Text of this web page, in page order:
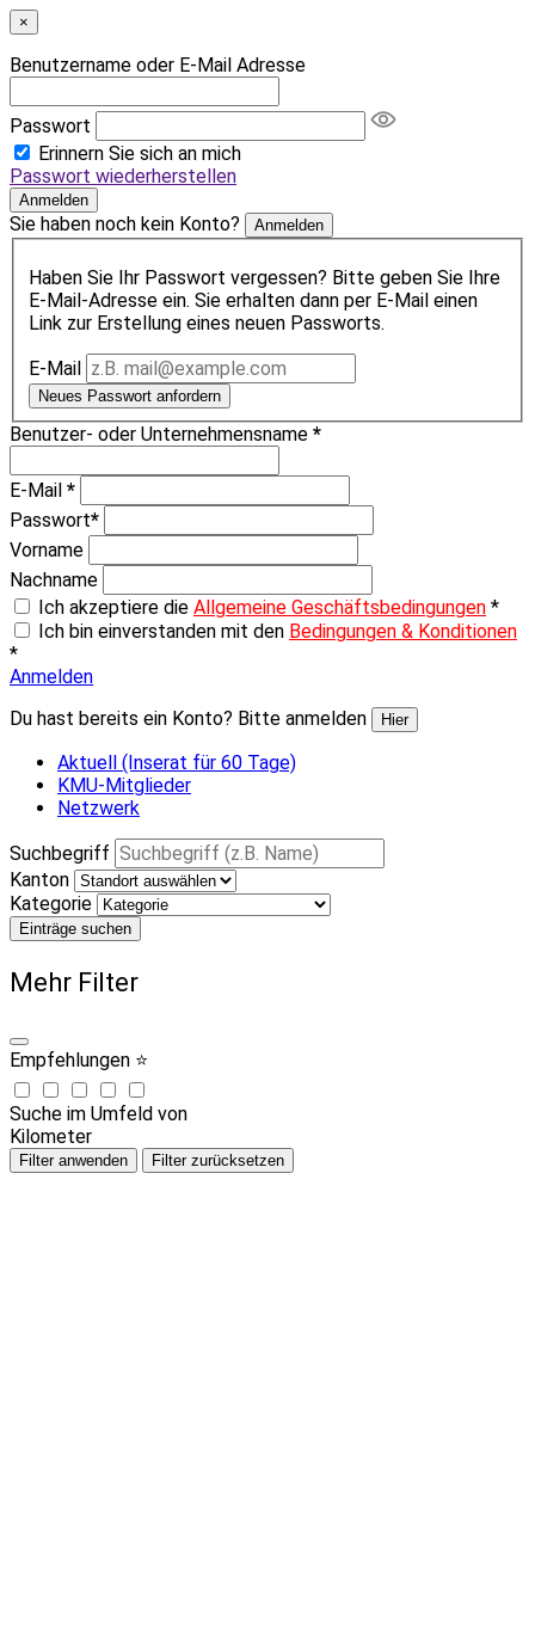
×
Benutzername oder E-Mail Adresse
Passwort
Erinnern Sie sich an mich
Passwort wiederherstellen
Anmelden
Sie haben noch kein Konto? Anmelden
Haben Sie Ihr Passwort vergessen? Bitte geben Sie Ihre
E-Mail-Adresse ein. Sie erhalten dann per E-Mail einen
Link zur Erstellung eines neuen Passworts.
E-Mail
Neues Passwort anfordern
Benutzer- oder Unternehmensname *
E-Mail *
Passwort*
Vorname
Nachname
Ich akzeptiere die Allgemeine Geschäftsbedingungen *
Ich bin einverstanden mit den Bedingungen & Konditionen
*
Anmelden
Du hast bereits ein Konto? Bitte anmelden
Hier
Aktuell (Inserat für 60 Tage)
KMU-Mitglieder
Netzwerk
Suchbegriff
Kanton
Kategorie
Einträge suchen
Mehr Filter
Empfehlungen ⭐
Suche im Umfeld von
Kilometer
Filter anwenden Filter zurücksetzen